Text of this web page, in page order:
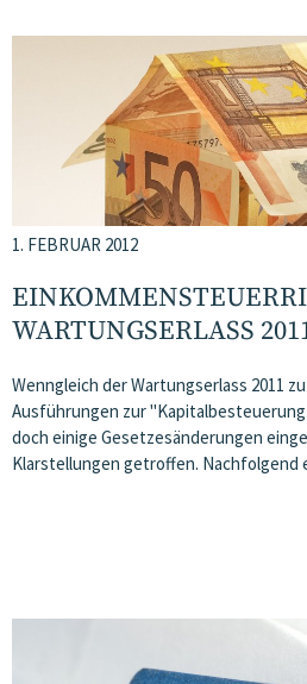
1. FEBRUAR 2012
WARTUNGSERLASS
Wenngleich der Wartungserlass 2011
Ausführungen zur
doch einige Gesetzesänderungen
Klarstellungen getroffen.